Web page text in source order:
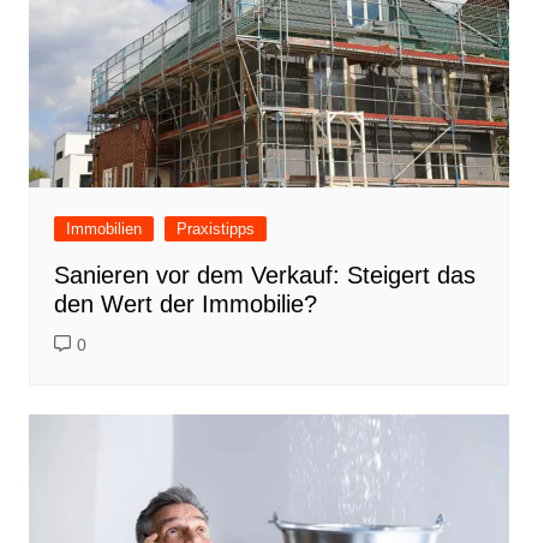
Immobilien Praxistipps
Sanieren vor dem Verkauf: Steigert das
den Wert der Immobilie?
0